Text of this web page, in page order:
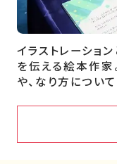
イラストレーショ
を伝える絵本作
や、なり方につい